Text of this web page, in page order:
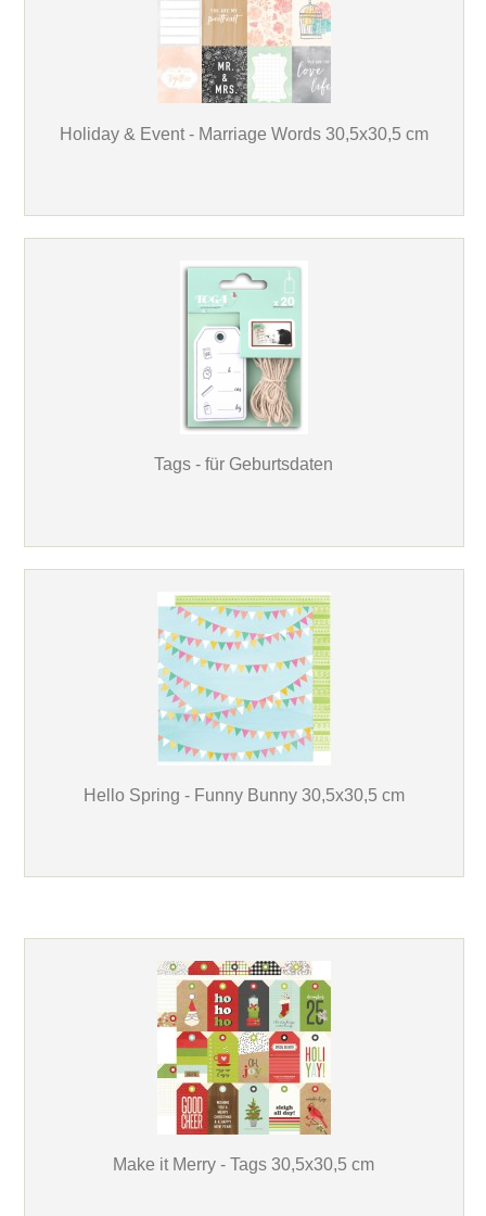
Holiday & Event - Marriage Words 30,5x30,5 cm
Tags - für Geburtsdaten
Hello Spring - Funny Bunny 30,5x30,5 cm
Make it Merry - Tags 30,5x30,5 cm